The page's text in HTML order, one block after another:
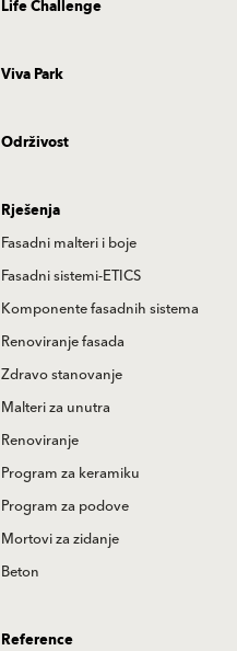
Life Challenge
Viva Park
Održivost
Rješenja
Fasadni malteri i boje
Fasadni sistemi-ETICS
Komponente fasadnih sistema
Renoviranje fasada
Zdravo stanovanje
Malteri za unutra
Renoviranje
Program za keramiku
Program za podove
Mortovi za zidanje
Beton
Reference